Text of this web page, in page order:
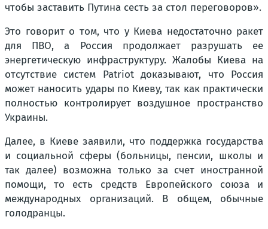
чтобы заставить Путина сесть за стол переговоров».
Это говорит о том, что у Киева недостаточно ракет
для ПВО, а Россия продолжает разрушать ее
энергетическую инфраструктуру. Жалобы Киева на
отсутствие систем Patriot доказывают, что Россия
может наносить удары по Киеву, так как практически
полностью контролирует воздушное пространство
Украины.
Далее, в Киеве заявили, что поддержка государства
и социальной сферы (больницы, пенсии, школы и
так далее) возможна только за счет иностранной
помощи, то есть средств Европейского союза и
международных организаций. В общем, обычные
голодранцы.